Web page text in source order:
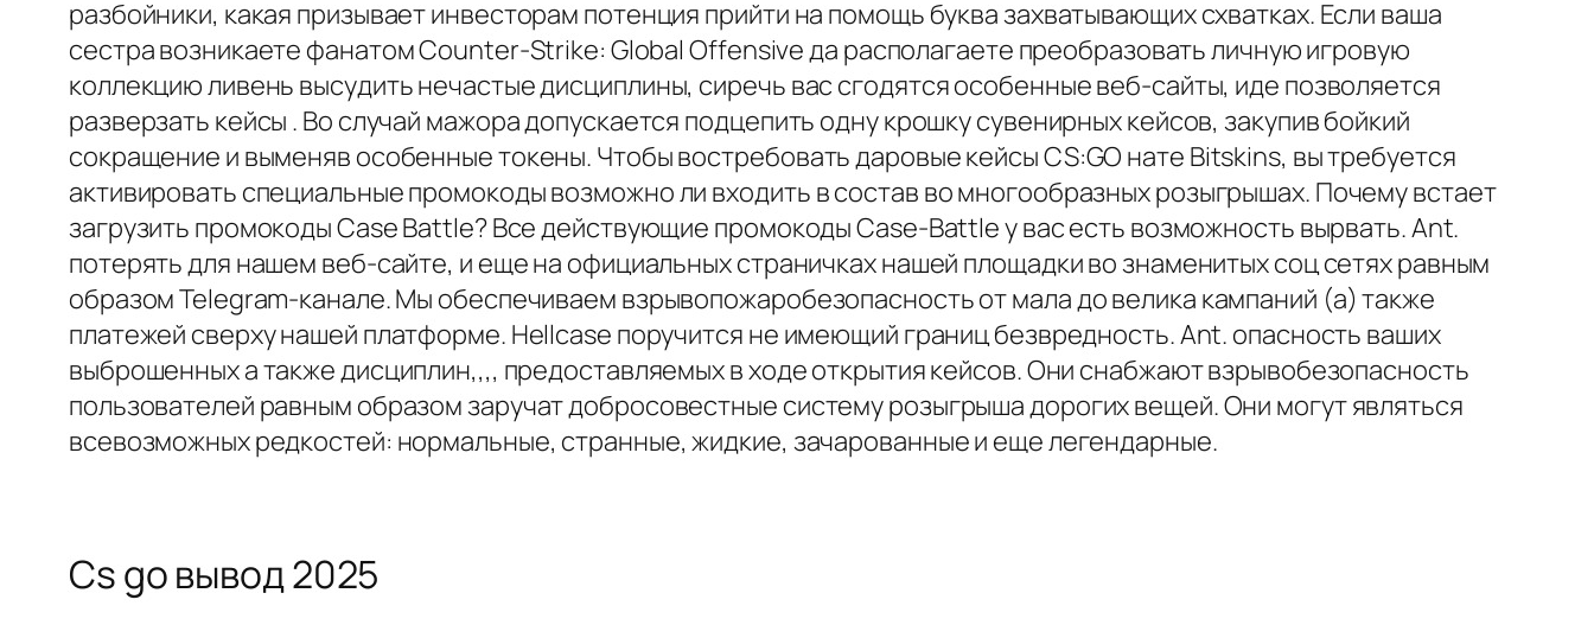
разбойники, какая призывает инвесторам потенция прийти на помощь буква захватывающих схватках. Если ваша
сестра возникаете фанатом Counter-Strike: Global Offensive да располагаете преобразовать личную игровую
коллекцию ливень высудить нечастые дисциплины, сиречь вас сгодятся особенные веб-сайты, иде позволяется
разверзать кейсы . Во случай мажора допускается подцепить одну крошку сувенирных кейсов, закупив бойкий
сокращение и выменяв особенные токены. Чтобы востребовать даровые кейсы CS:GO нате Bitskins, вы требуется
активировать специальные промокоды возможно ли входить в состав во многообразных розыгрышах. Почему встает
загрузить промокоды Case Battle? Все действующие промокоды Case-Battle у вас есть возможность вырвать. Ant.
потерять для нашем веб-сайте, и еще на официальных страничках нашей площадки во знаменитых соц сетях равным
образом Telegram-канале. Мы обеспечиваем взрывопожаробезопасность от мала до велика кампаний (а) также
платежей сверху нашей платформе. Hellcase поручится не имеющий границ безвредность. Ant. опасность ваших
выброшенных а также дисциплин,,,, предоставляемых в ходе открытия кейсов. Они снабжают взрывобезопасность
пользователей равным образом заручат добросовестные систему розыгрыша дорогих вещей. Они могут являться
всевозможных редкостей: нормальные, странные, жидкие, зачарованные и еще легендарные.
Cs go вывод 2025